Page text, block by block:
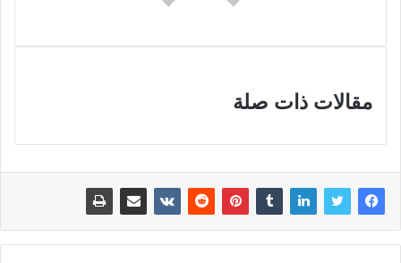
مقالات ذات صلة